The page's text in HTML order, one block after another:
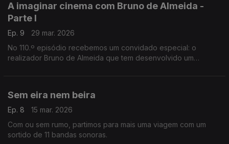
A imaginar cinema com Bruno de Almeida -
Parte I
Ep. 9
29 mar. 2026
No 110.º episódio recebemos um convidado especial: o
realizador Bruno de Almeida que tem desenvolvido um
Sem eira nem beira
Ep. 8
15 mar. 2026
Com ou sem rumo, partimos para mais uma viagem com um
sortido de 11 bandas sonoras.